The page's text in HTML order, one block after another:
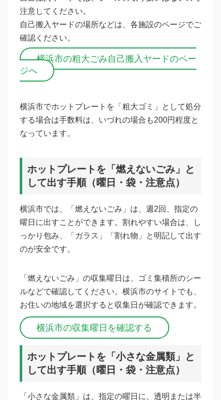
注意してください。
自己搬入ヤードの場所などは、各施設のページでご
確認ください。
横浜市の粗大ごみ自己搬入ヤードのペー
ジへ
横浜市でホットプレートを「粗大ゴミ」として処分
する場合は手数料は、いづれの場合も200円程度と
なっています。
ホットプレートを「燃えないごみ」と
して出す手順（曜日・袋・注意点）
横浜市では、「燃えないごみ」は、週2回、指定の
曜日に出すことができます。割れやすい場合は、し
っかり包み、「ガラス」「割れ物」と明記して出す
のが安全です。
「燃えないごみ」の収集曜日は、ゴミ集積所のシー
ルなどで確認してください。横浜市のサイトでも、
お住いの地域を選択すると収集日が確認できます。
横浜市の収集曜日を確認する
ホットプレートを「小さな金属類」と
して出す手順（曜日・袋・注意点）
「小さな金属類」は、指定の曜日に、透明または半